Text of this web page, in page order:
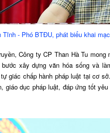
- Phó BTĐU, phát biểu khai
ty CP Than Hà Tu mong
xây dựng văn hóa sống và
giác chấp hành pháp luật tại cơ
giáo dục pháp luật, đáp ứng tốt